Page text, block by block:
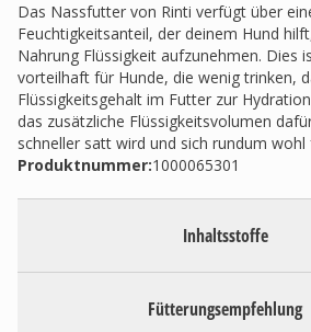
Das Nassfutter von Rinti verfügt über
Feuchtigkeitsanteil, der deinem Hund
Nahrung Flüssigkeit aufzunehmen. Dies
vorteilhaft für Hunde, die wenig trinken,
Flüssigkeitsgehalt im Futter zur
das zusätzliche Flüssigkeitsvolumen
schneller satt wird und sich rundum wohl
Produktnummer:1000065301
Inhaltsstoffe
Fütterungsempfehlung